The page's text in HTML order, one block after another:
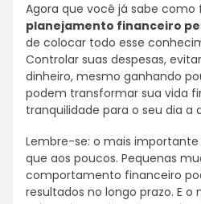
Agora que você já sabe como
planejamento financeiro
de colocar todo esse
Controlar suas despesas,
dinheiro, mesmo ganhando
podem transformar sua vida
tranquilidade para o seu dia a
Lembre-se: o mais
que aos poucos. Pequenas
comportamento financeiro
resultados no longo prazo. E